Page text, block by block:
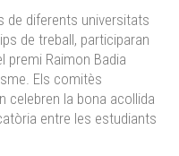
de diferents universitats
de treball, participaran
Raimon Badia
Els comitès
celebren la bona acollida
entre les estudiants